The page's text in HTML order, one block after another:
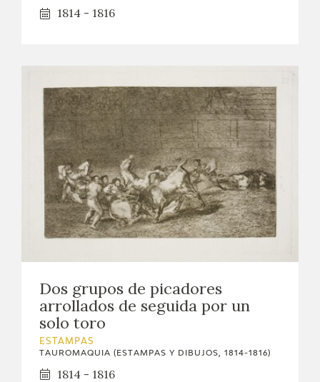
TIENDA
TIENDA ONLINE
EDUCA
FICHAS ARASAAC
1814 - 1816
Dos grupos de picadores
arrollados de seguida por un
solo toro
ESTAMPAS
TAUROMAQUIA (ESTAMPAS Y DIBUJOS, 1814-1816)
1814 - 1816